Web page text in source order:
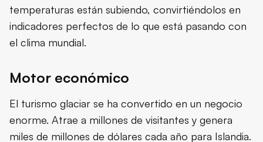
temperaturas están subiendo, convirtiéndolos en
indicadores perfectos de lo que está pasando con
el clima mundial.
Motor económico
El turismo glaciar se ha convertido en un negocio
enorme. Atrae a millones de visitantes y genera
miles de millones de dólares cada año para Islandia.